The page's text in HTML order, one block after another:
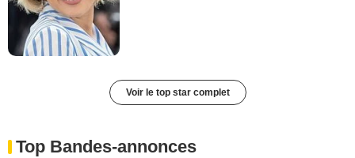
Voir le top star complet
Top Bandes-annonces